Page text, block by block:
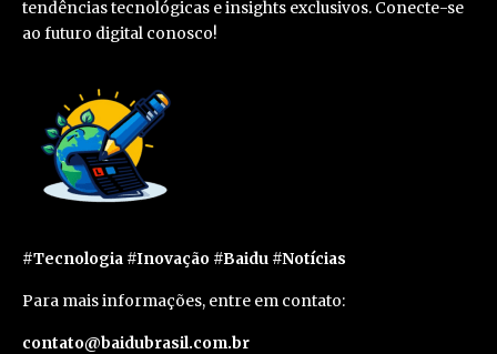
tendências tecnológicas e insights exclusivos. Conecte-se
ao futuro digital conosco!
#Tecnologia #Inovação #Baidu #Notícias
Para mais informações, entre em contato:
contato@baidubrasil.com.br